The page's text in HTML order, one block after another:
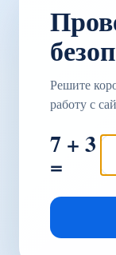
Решите
работу с
7 + 3
=